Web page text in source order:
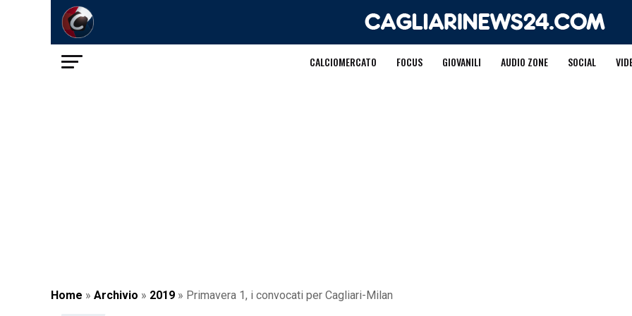
CALCIOMERCATO FOCUS GIOVANILI AUDIO ZONE SOCIAL
Home » Archivio » 2019 » Primavera 1, i convocati per Cagliari-Milan